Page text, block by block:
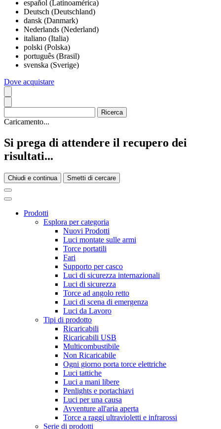
español (Latinoamérica)
Deutsch (Deutschland)
dansk (Danmark)
Nederlands (Nederland)
italiano (Italia)
polski (Polska)
português (Brasil)
svenska (Sverige)
Dove acquistare
Caricamento...
Si prega di attendere il recupero dei
risultati...
Chiudi e continua Smetti di cercare
Prodotti
Esplora per categoria
Nuovi Prodotti
Luci montate sulle armi
Torce portatili
Fari
Supporto per casco
Luci di sicurezza internazionali
Luci di sicurezza
Torce ad angolo retto
Luci di scena di emergenza
Luci da Lavoro
Tipi di prodotto
Ricaricabili
Ricaricabili USB
Multicombustibile
Non Ricaricabile
Ogni giorno porta torce elettriche
Luci tattiche
Luci a mani libere
Penlights e portachiavi
Luci per una causa
Avventure all'aria aperta
Torce a raggi ultravioletti e infrarossi
Serie di prodotti